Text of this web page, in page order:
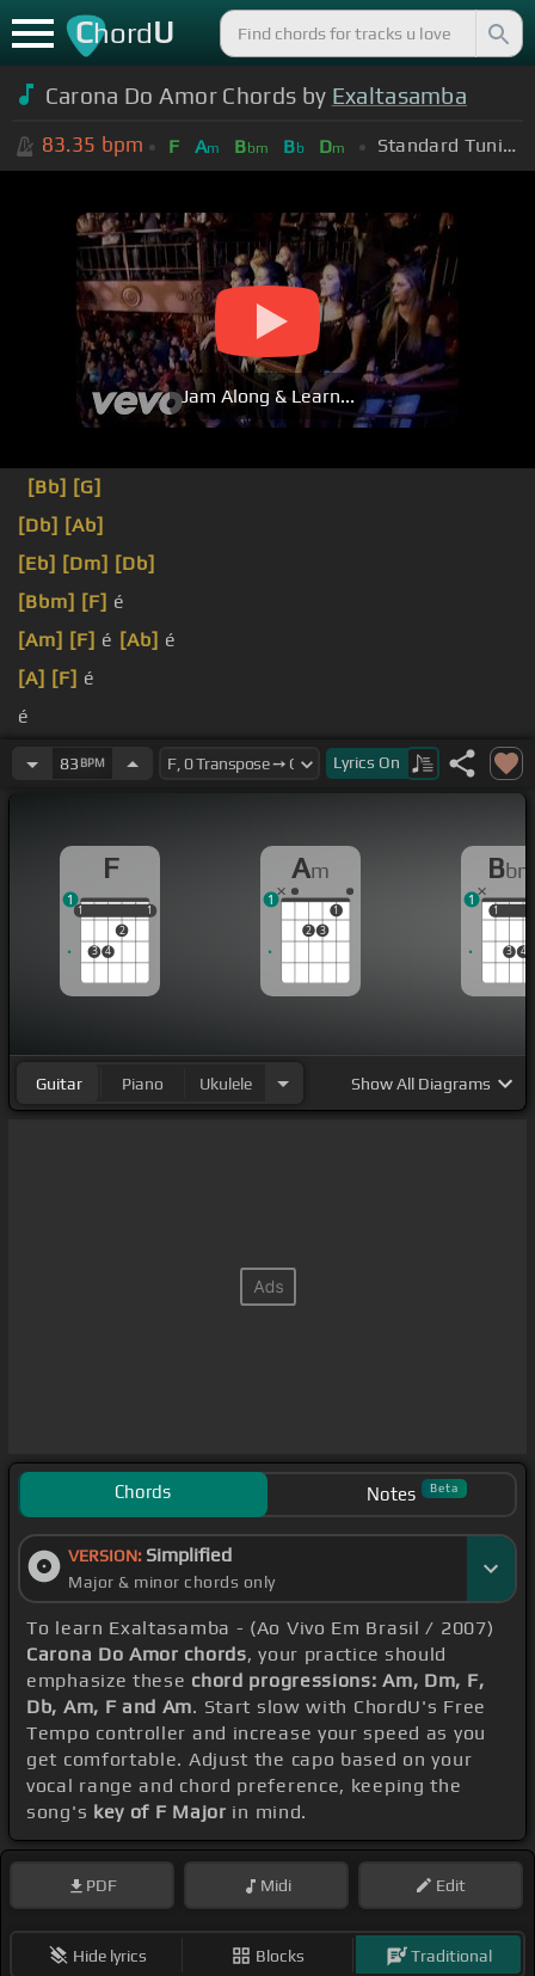
ChordU
Carona Do Amor Chords by Exaltasamba
83.35 bpm F Am Bbm Bb Dm Standard Tuning (EADGBE)
Jam Along & Learn...
[Bb] [G]
[Db] [Ab]
[Eb] [Dm] [Db]
[Bbm] [F] é
[Am] [F] é [Ab] é
[A] [F] é
é
[F] [Dm]
83 BPM Lyrics On
F
1
3 4
2
1
1 1
1
Am
2 3
1
1
Bbm
1
3 4
1
1
Guitar Piano Ukulele ShowAll Diagrams
Chords Notes Beta
VERSION: Simplified
Major & minor chords only
To learn Exaltasamba - (Ao Vivo Em Brasil / 2007)
Carona Do Amor chords, your practice should
emphasize these chord progressions: Am, Dm, F,
Db, Am, F and Am. Start slow with ChordU's Free
Tempo controller and increase your speed as you
get comfortable. Adjust the capo based on your
vocal range and chord preference, keeping the
song's key of F Major in mind.
PDF Midi Edit
Hide lyrics Blocks Traditional